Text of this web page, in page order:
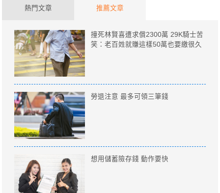
熱門文章 推薦文章
撞死林賢喜遭求償2300萬 29K騎士苦
笑：老百姓就賺這樣50萬也要繳很久
勞退注意 最多可領三筆錢
想用儲蓄險存錢 動作要快